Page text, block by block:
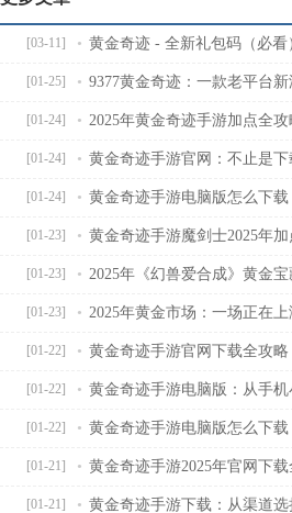
[03-11] 黄金奇迹 - 全新礼包码（必看
[01-25] 9377黄金奇迹：一款老平台新游如
[01-24] 2025年黄金奇迹手游加点全攻略：从版本
[01-24] 黄金奇迹手游官网：不止是下载入
[01-24] 黄金奇迹手游电脑版怎么下载？2025年最
[01-23] 黄金奇迹手游魔剑士2025年加点指南
[01-23] 2025年《幻兽爱合成》黄金宝藏奇迹
[01-23] 2025年黄金市场：一场正在上
[01-22] 黄金奇迹手游官网下载全攻略：
[01-22] 黄金奇迹手游电脑版：从手机小屏到
[01-22] 黄金奇迹手游电脑版怎么下载？2025年
[01-21] 黄金奇迹手游2025年官网下载全攻略
[01-21] 黄金奇迹手游下载：从渠道选择